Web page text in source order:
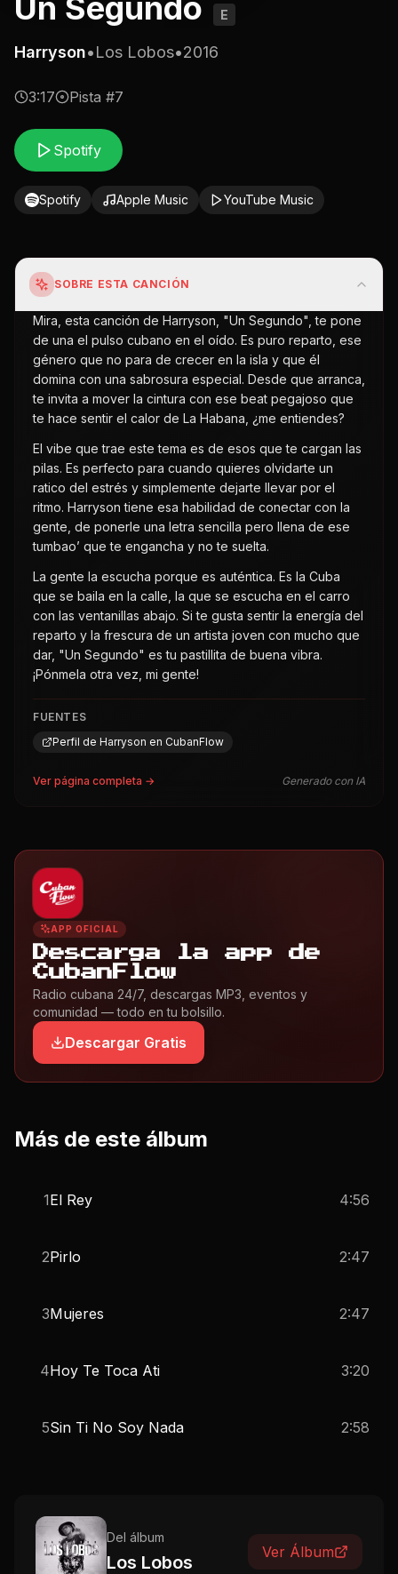
Un Segundo E
Harryson•Los Lobos•2016
3:17 Pista #7
Spotify
Spotify Apple Music YouTube Music
SOBRE ESTA CANCIÓN
Mira, esta canción de Harryson, "Un Segundo", te pone
de una el pulso cubano en el oído. Es puro reparto, ese
género que no para de crecer en la isla y que él
domina con una sabrosura especial. Desde que arranca,
te invita a mover la cintura con ese beat pegajoso que
te hace sentir el calor de La Habana, ¿me entiendes?
El vibe que trae este tema es de esos que te cargan las
pilas. Es perfecto para cuando quieres olvidarte un
ratico del estrés y simplemente dejarte llevar por el
ritmo. Harryson tiene esa habilidad de conectar con la
gente, de ponerle una letra sencilla pero llena de ese
tumbao’ que te engancha y no te suelta.
La gente la escucha porque es auténtica. Es la Cuba
que se baila en la calle, la que se escucha en el carro
con las ventanillas abajo. Si te gusta sentir la energía del
reparto y la frescura de un artista joven con mucho que
dar, "Un Segundo" es tu pastillita de buena vibra.
¡Pónmela otra vez, mi gente!
FUENTES
Perfil de Harryson en CubanFlow
Ver página completa → Generado con IA
APP OFICIAL
Descarga la app de
CubanFlow
Radio cubana 24/7, descargas MP3, eventos y
comunidad — todo en tu bolsillo.
Descargar Gratis
Más de este álbum
1El Rey 4:56
2Pirlo 2:47
3Mujeres 2:47
4Hoy Te Toca Ati 3:20
5Sin Ti No Soy Nada 2:58
Del álbum
Los Lobos Ver Álbum